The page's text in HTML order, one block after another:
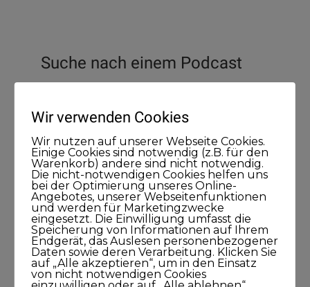
Suche nach einem Podcast
Newsletter
Wir verwenden Cookies
Wir nutzen auf unserer Webseite Cookies.
Einige Cookies sind notwendig (z.B. für den
Warenkorb) andere sind nicht notwendig.
Die nicht-notwendigen Cookies helfen uns
bei der Optimierung unseres Online-
Angebotes, unserer Webseitenfunktionen
und werden für Marketingzwecke
eingesetzt. Die Einwilligung umfasst die
Speicherung von Informationen auf Ihrem
Endgerät, das Auslesen personenbezogener
Daten sowie deren Verarbeitung. Klicken Sie
auf „Alle akzeptieren“, um in den Einsatz
von nicht notwendigen Cookies